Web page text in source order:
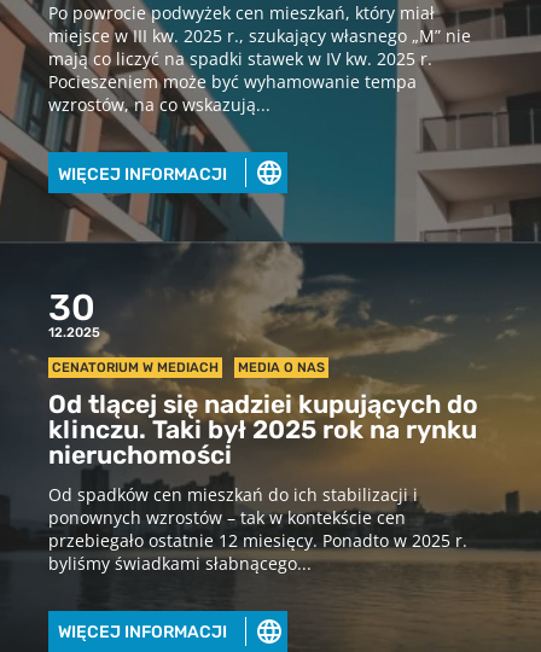
Po powrocie podwyżek cen mieszkań, który miał
miejsce w III kw. 2025 r., szukający własnego „M” nie
mają co liczyć na spadki stawek w IV kw. 2025 r.
Pocieszeniem może być wyhamowanie tempa
wzrostów, na co wskazują...
WIĘCEJ INFORMACJI
30
12.2025
CENATORIUM W MEDIACH MEDIA O NAS
Od tlącej się nadziei kupujących do
klinczu. Taki był 2025 rok na rynku
nieruchomości
Od spadków cen mieszkań do ich stabilizacji i
ponownych wzrostów – tak w kontekście cen
przebiegało ostatnie 12 miesięcy. Ponadto w 2025 r.
byliśmy świadkami słabnącego...
WIĘCEJ INFORMACJI